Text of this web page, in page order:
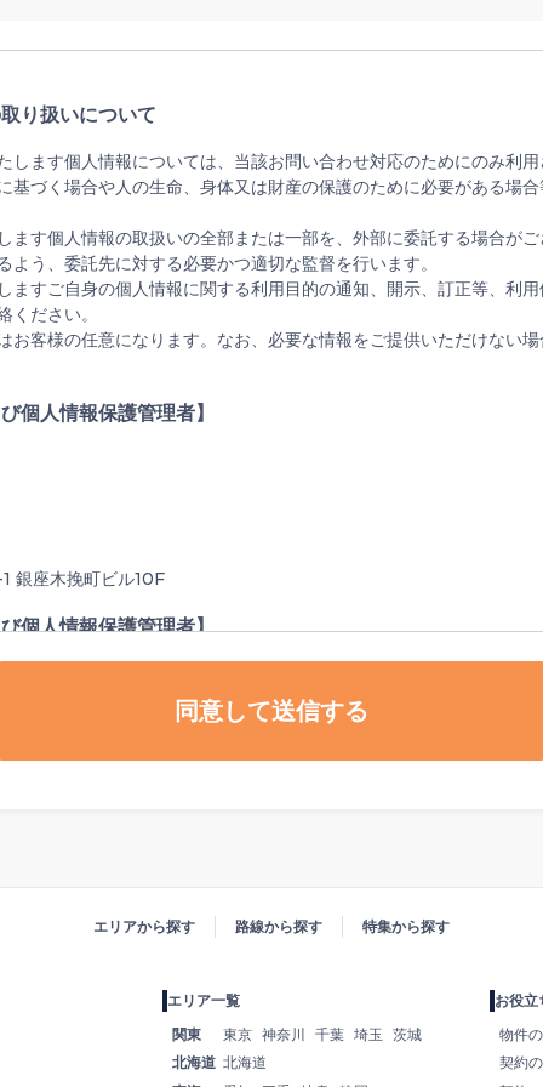
り扱いについて
します個人情報については、当該お問い合わせ対応のためにのみ利用
基づく場合や人の生命、身体又は財産の保護のために必要がある場
ます個人情報の取扱いの全部または一部を、外部に委託する場合が
よう、委託先に対する必要かつ適切な監督を行います。
ますご自身の個人情報に関する利用目的の通知、開示、訂正等、利用
ださい。
お客様の任意になります。なお、必要な情報をご提供いただけない
個人情報保護管理者】
銀座木挽町ビル10F
個人情報保護管理者】
をご参照ください。
同意して送信する
エリアから探す 路線から探す 特集から探す
エリア一覧
関東
東京 神奈川 千葉 埼玉
茨城
北海道 北海道
お役立
物件
契約